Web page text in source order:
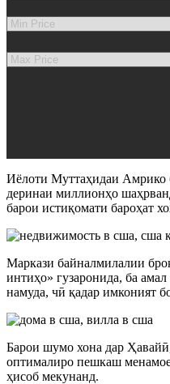
Иёлоти Муттаҳидаи Амрико
деринаи миллионҳо
барои истиқомати бароҳат
Маркази байналмилалии
интиҳо» гузаронида, ба
намуда, чӣ қадар имконият
Барои шумо хона дар
оптималиро пешкаш
ҳисоб мекунанд.